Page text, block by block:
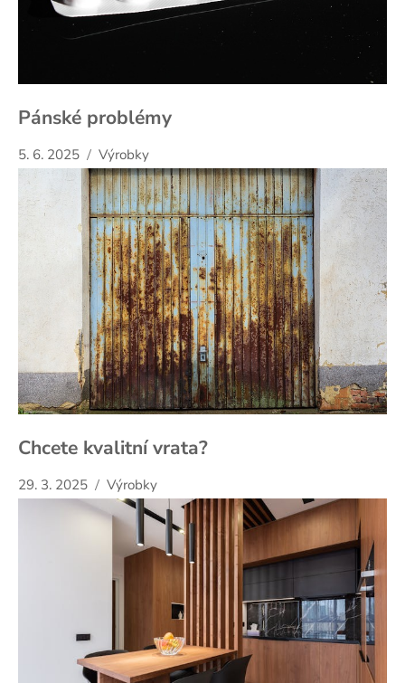
Pánské problémy
5. 6. 2025 Výrobky
Chcete kvalitní vrata?
29. 3. 2025 Výrobky